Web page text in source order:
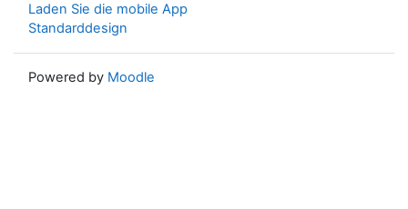
Laden Sie die mobile App
Standarddesign
Powered by Moodle